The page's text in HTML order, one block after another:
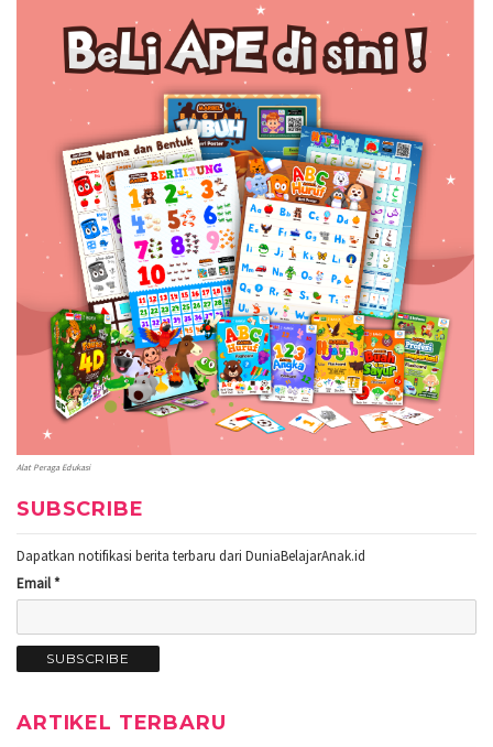
Alat Peraga Edukasi
SUBSCRIBE
Dapatkan notifikasi berita terbaru dari DuniaBelajarAnak.id
Email *
ARTIKEL TERBARU